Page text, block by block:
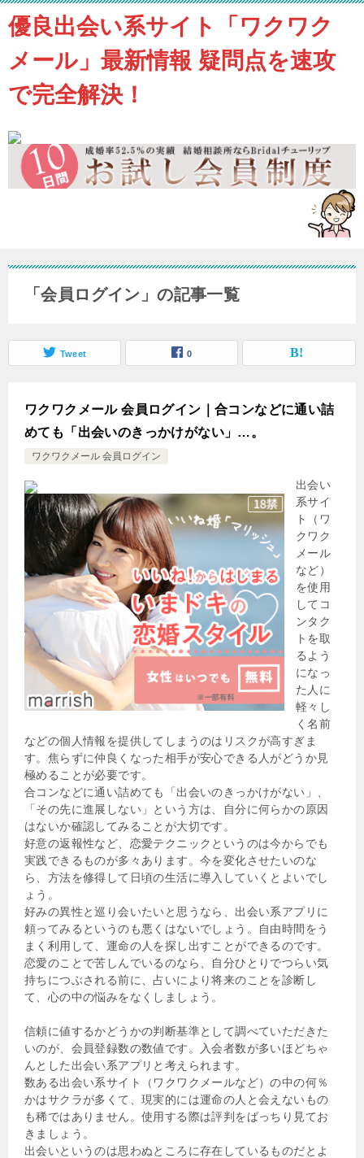
優良出会い系サイト「ワクワク
メール」最新情報 疑問点を速攻
で完全解決！
「会員ログイン」の記事一覧
Tweet 0
ワクワクメール 会員ログイン｜合コンなどに通い詰
めても「出会いのきっかけがない」…。
ワクワクメール 会員ログイン
出会い
系サイ
ト（ワ
クワク
メール
など）
を使用
してコ
ンタク
トを取
るよう
になっ
た人に
軽々し
く名前
などの個人情報を提供してしまうのはリスクが高すぎま
す。焦らずに仲良くなった相手が安心できる人がどうか見
極めることが必要です。
合コンなどに通い詰めても「出会いのきっかけがない」、
「その先に進展しない」という方は、自分に何らかの原因
はないか確認してみることが大切です。
好意の返報性など、恋愛テクニックというのは今からでも
実践できるものが多々あります。今を変化させたいのな
ら、方法を修得して日頃の生活に導入していくとよいでし
ょう。
好みの異性と巡り会いたいと思うなら、出会い系アプリに
頼ってみるというのも悪くはないでしょう。自由時間をう
まく利用して、運命の人を探し出すことができるのです。
恋愛のことで苦しんでいるのなら、自分ひとりでつらい気
持ちにつぶされる前に、占いにより将来のことを診断し
て、心の中の悩みをなくしましょう。
信頼に値するかどうかの判断基準として調べていただきた
いのが、会員登録数の数値です。入会者数が多いほどちゃ
んとした出会い系アプリと考えられます。
数ある出会い系サイト（ワクワクメールなど）の中の何％
かはサクラが多くて、現実的には運命の人と会えないもの
も稀ではありません。使用する際は評判をばっちり見てお
きましょう。
出会いというのは思わぬところに存在しているものだとよ